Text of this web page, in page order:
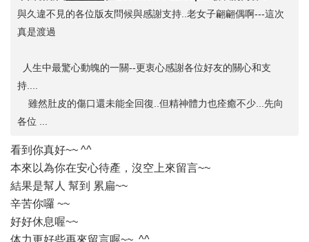
與久違不見的各位版友問候與感謝支持..老女子翩翩偶啊---這次
真是渡過
人生中最驚心動魄的一關--更衷心感謝各位好友的關心和支
持....
雖然肚皮的傷口還未能全回復..但精神體力也痊癒不少...先向
各位 ...
看到你真好~~ ^^
本來以為你在安心待產，沒空上來留言~~
結果是幫人 幫到 累扁~~
辛苦你囉 ~~
好好休息喔~~
体力更好些再來留言喔~~ ^^